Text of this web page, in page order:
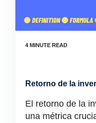
Retorno de la
El retorno de la
una métrica